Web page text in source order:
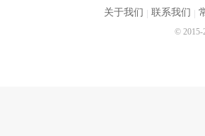
关于我们 联系我们
© 2015-